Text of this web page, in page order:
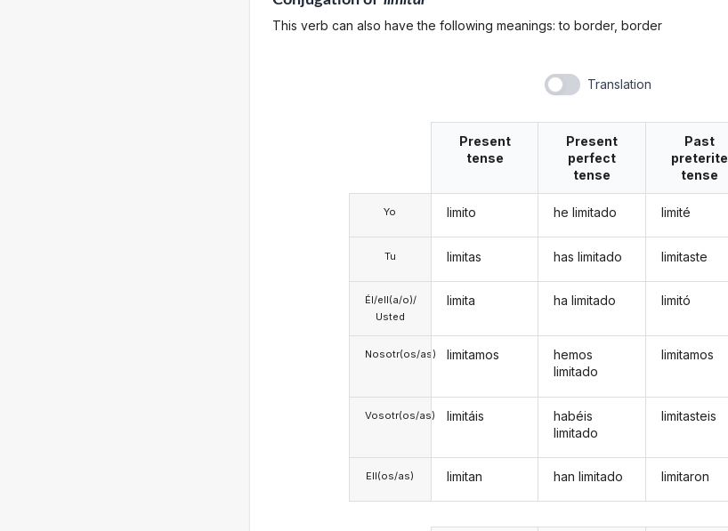
This verb can also have the following meanings: to border, border
Translation
Yo
Tu
Él/ell(a/o)/
Usted
Nosotr(os/as)
Vosotr(os/as)
Ell(os/as)
Present
tense
limito
limitas
limita
limitamos
limitáis
limitan
Present
perfect
tense
he limitado
has limitado
ha limitado
hemos
limitado
habéis
limitado
han limitado
Past
preterite
tense
limité
limitaste
limitó
limitamos
limitasteis
limitaron